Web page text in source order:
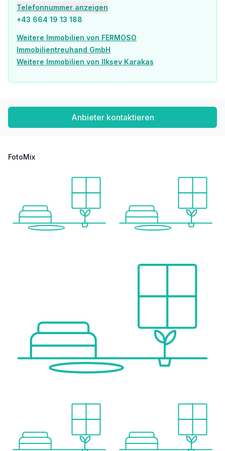
Geldautomat <500m
Bank <500m
Post <500m
Polizei <500m
Verkehr
Bus <500m
Straßenbahn <500m
Autobahnanschluss <1.000m
Angaben Entfernung Luftlinie / Quelle: OpenStreetMap
Telefonnummer anzeigen
+43 664 19 13 188
Weitere Immobilien von FERMOSO
Immobilientreuhand GmbH
Weitere Immobilien von Ilksev Karakas
Anbieter kontaktieren
FotoMix